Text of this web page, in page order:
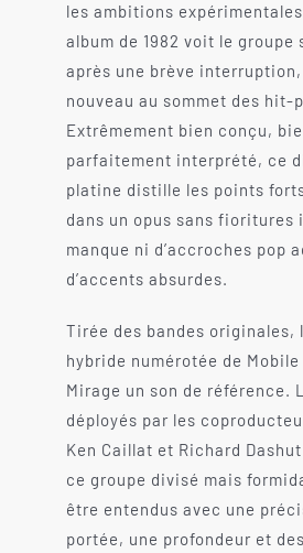
les ambitions
album de 1982 voit le groupe
après une brève
nouveau au sommet des hit-
Extrêmement bien conçu,
parfaitement interprété, ce
platine distille les points
dans un opus sans fioritures
manque ni d’accroches pop
d’accents absurdes.
Tirée des bandes originales,
hybride numérotée de
Mirage un son de référence.
déployés par les
Ken Caillat et Richard
ce groupe divisé mais
être entendus avec une
portée, une profondeur et